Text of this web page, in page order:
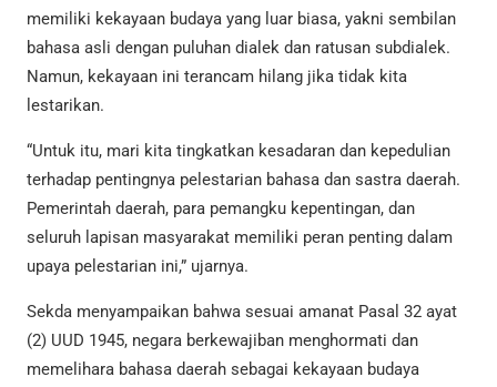
memiliki kekayaan budaya yang luar biasa, yakni sembilan
bahasa asli dengan puluhan dialek dan ratusan subdialek.
Namun, kekayaan ini terancam hilang jika tidak kita
lestarikan.
“Untuk itu, mari kita tingkatkan kesadaran dan kepedulian
terhadap pentingnya pelestarian bahasa dan sastra daerah.
Pemerintah daerah, para pemangku kepentingan, dan
seluruh lapisan masyarakat memiliki peran penting dalam
upaya pelestarian ini,” ujarnya.
Sekda menyampaikan bahwa sesuai amanat Pasal 32 ayat
(2) UUD 1945, negara berkewajiban menghormati dan
memelihara bahasa daerah sebagai kekayaan budaya